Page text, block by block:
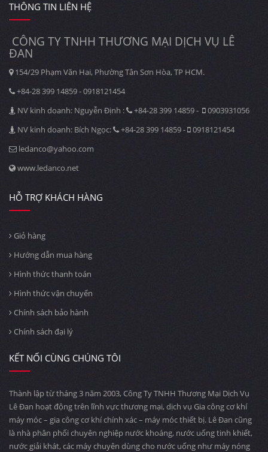
THÔNG TIN LIÊN HỆ
CÔNG TY TNHH THƯƠNG MẠI DỊCH VỤ LÊ
ĐAN
154/29 Phạm Văn Hai, Phường Tân Sơn Hòa, TP HCM.
+84-28 399 14859 - 0918121454
NV kinh doanh: Nguyễn Định :
+84-28 399 14859 -
0903931056
NV kinh doanh: Bích Ngọc:
+84-28 399 14859 -
0918121454
ledanco@yahoo.com
www.ledanco.net
HỖ TRỢ KHÁCH HÀNG
Giỏ hàng
Hướng dẫn mua hàng
Hình thức thanh toán
Hình thức vận chuyển
Chính sách bảo hành
Chính sách đại lý
KẾT NỐI CÙNG CHÚNG TÔI
Thành lập từ tháng 3 năm 2003, Công Ty TNHH Thương Mại Dịch Vụ
Lê Đan hoạt động trên lĩnh vực thương mại, dịch vụ Gia công cơ khí
máy móc – gia công cơ khí chính xác – máy móc thiết bị. Lê Đan cũng
là nhà phân phối chuyên nghiệp nước khoáng, nước uống tinh khiết,
nước giải khát, các máy chuyên dùng cho nước uống như máy nóng